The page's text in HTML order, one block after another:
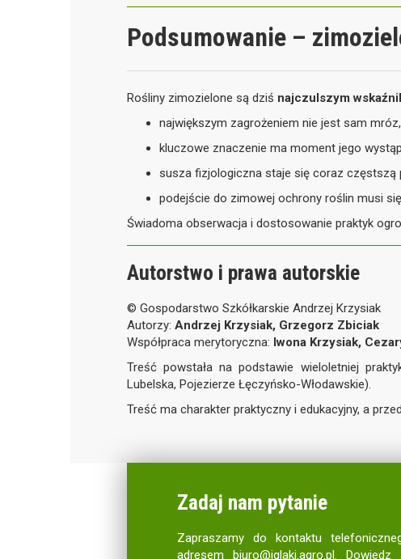
Podsumowanie –
Rośliny zimozielone są dziś najczulszym
największym zagrożeniem nie jest sam mróz,
kluczowe znaczenie ma moment jego
susza fizjologiczna staje się coraz częstszą
podejście do zimowej ochrony roślin musi
Świadoma obserwacja i dostosowanie praktyk
Autorstwo i prawa autorskie
© Gospodarstwo Szkółkarskie Andrzej Krzysiak
Autorzy: Andrzej Krzysiak, Grzegorz Zbiciak
Współpraca merytoryczna: Iwona Krzysiak,
Treść powstała na podstawie wieloletniej
Lubelska, Pojezierze Łęczyńsko-Włodawskie).
Treść ma charakter praktyczny i edukacyjny, a
Zadaj nam pytanie
Zapraszamy do kontaktu
adresem biuro@iglaki.agro.pl. Dowiedz